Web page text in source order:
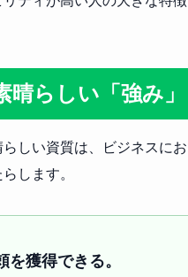
晴らしい「強み」
しい資質は、ビジネスにお
します。
を獲得できる。